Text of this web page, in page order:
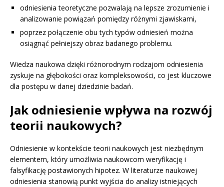
odniesienia teoretyczne pozwalają na lepsze zrozumienie i
analizowanie powiązań pomiędzy różnymi zjawiskami,
poprzez połączenie obu tych typów odniesień można
osiągnąć pełniejszy obraz badanego problemu.
Wiedza naukowa dzięki różnorodnym rodzajom odniesienia
zyskuje na głębokości oraz kompleksowości, co jest kluczowe
dla postępu w danej dziedzinie badań.
Jak odniesienie wpływa na rozwój
teorii naukowych?
Odniesienie w kontekście teorii naukowych jest niezbędnym
elementem, który umożliwia naukowcom weryfikację i
falsyfikację postawionych hipotez. W literaturze naukowej
odniesienia stanowią punkt wyjścia do analizy istniejących